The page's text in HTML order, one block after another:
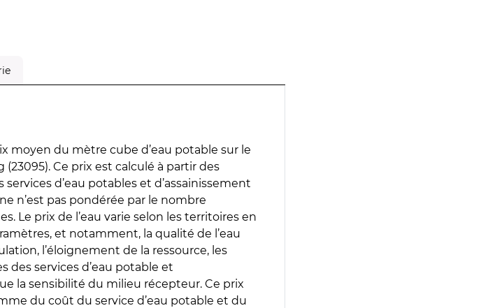
moyen du mètre cube d’eau potable sur le
Ce prix est calculé à partir des
d’eau potables et d’assainissement
n’est pas pondérée par le nombre
Le prix de l’eau varie selon les territoires en
et notamment, la qualité de l’eau
l’éloignement de la ressource, les
services d’eau potable et
la sensibilité du milieu récepteur. Ce prix
du coût du service d’eau potable et du